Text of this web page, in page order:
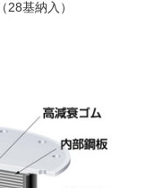
基納入）